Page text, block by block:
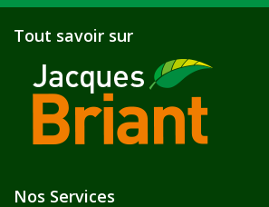
Tout savoir sur
Nos Services